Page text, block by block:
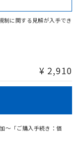
ります。
制に関する見解が入手でき
¥ 2,910
～「ご購入手続き：価